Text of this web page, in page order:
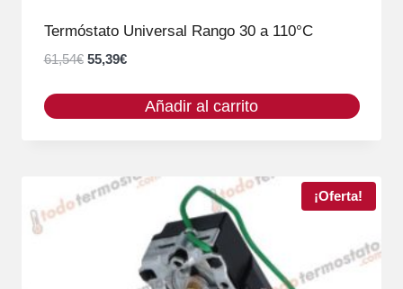
Termóstato Universal Rango 30 a 110°C
61,54€ El
era:
55,39€El
actual
es:
Añadir al carrito
¡Oferta!